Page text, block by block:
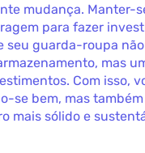
mudança. Manter-
para fazer
seu guarda-roupa
mas
Com isso,
se bem, mas
mais sólido e